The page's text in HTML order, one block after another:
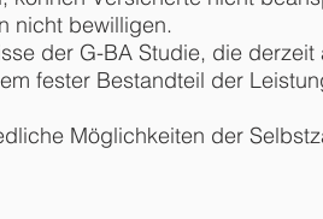
nicht bewilligen.
der G-BA Studie, die
fester Bestandteil der
Möglichkeiten der